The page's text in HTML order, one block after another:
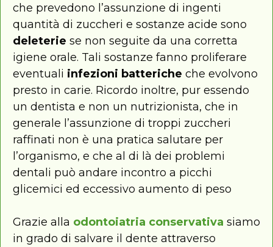
che prevedono l’assunzione di ingenti
quantità di zuccheri e sostanze acide sono
deleterie se non seguite da una corretta
igiene orale. Tali sostanze fanno proliferare
eventuali infezioni batteriche che evolvono
presto in carie. Ricordo inoltre, pur essendo
un dentista e non un nutrizionista, che in
generale l’assunzione di troppi zuccheri
raffinati non è una pratica salutare per
l’organismo, e che al di là dei problemi
dentali può andare incontro a picchi
glicemici ed eccessivo aumento di peso
Grazie alla odontoiatria conservativa siamo
in grado di salvare il dente attraverso